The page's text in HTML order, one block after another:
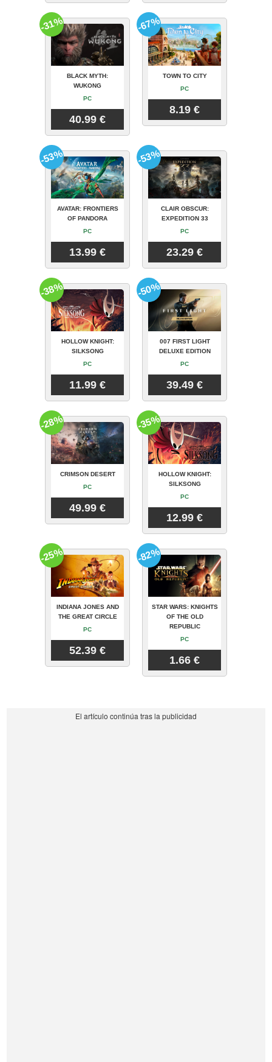
BLACK MYTH:
WUKONG
PC
40.99 €
-31%
TOWN TO CITY
PC
8.19 €
-67%
AVATAR: FRONTIERS
OF PANDORA
PC
13.99 €
-53%
CLAIR OBSCUR:
EXPEDITION 33
PC
23.29 €
-53%
HOLLOW KNIGHT:
SILKSONG
PC
11.99 €
-38%
007 FIRST LIGHT
DELUXE EDITION
PC
39.49 €
-50%
CRIMSON DESERT
PC
49.99 €
-28%
HOLLOW KNIGHT:
SILKSONG
PC
12.99 €
-35%
INDIANA JONES AND
THE GREAT CIRCLE
PC
52.39 €
-25%
STAR WARS: KNIGHTS
OF THE OLD
REPUBLIC
PC
1.66 €
-82%